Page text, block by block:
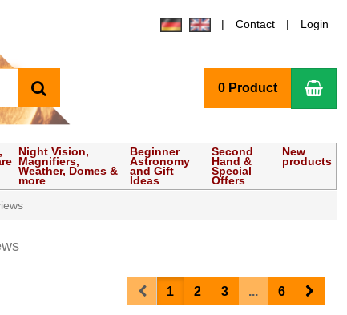
Contact Login
0 Product
Night Vision,
Magnifiers,
Weather, Domes &
more
Beginner
Astronomy
and Gift
Ideas
Second
Hand &
Special
Offers
New
products
Prev1 2 3 ... 6 Next